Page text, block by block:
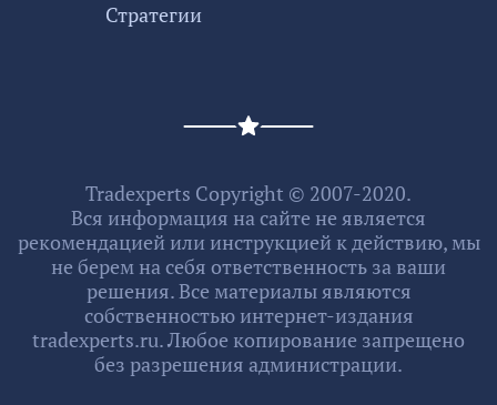
Стратегии
Tradexperts Copyright © 2007-2020.
Вся информация на сайте не является
рекомендацией или инструкцией к действию, мы
не берем на себя ответственность за ваши
решения. Все материалы являются
собственностью интернет-издания
tradexperts.ru. Любое копирование запрещено
без разрешения администрации.